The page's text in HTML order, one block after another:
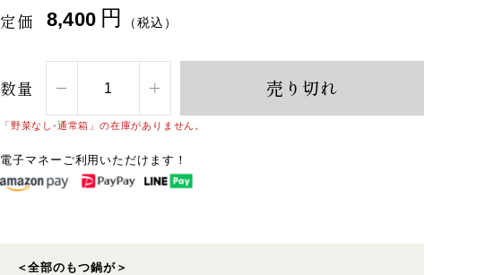
定価 8,400 円 （税込）
数量 売り切れ
「野菜なし-通常箱」の在庫がありません。
電子マネーご利用いただけます！
＜全部のもつ鍋が＞